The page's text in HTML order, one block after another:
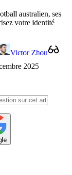
australien, ses
votre identité
Victor Zhou
2025